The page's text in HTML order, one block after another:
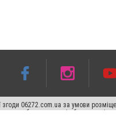
06272.com.ua за умови
абзацу в тексті або в